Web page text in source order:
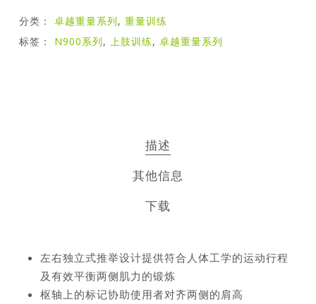
分类： 卓越重量系列, 重量训练
标签： N900系列, 上肢训练, 卓越重量系列
描述
其他信息
下载
左右独立式推举设计提供符合人体工学的运动行程
及有效平衡两侧肌力的锻炼
枢轴上的标记协助使用者对齐两侧的肩高